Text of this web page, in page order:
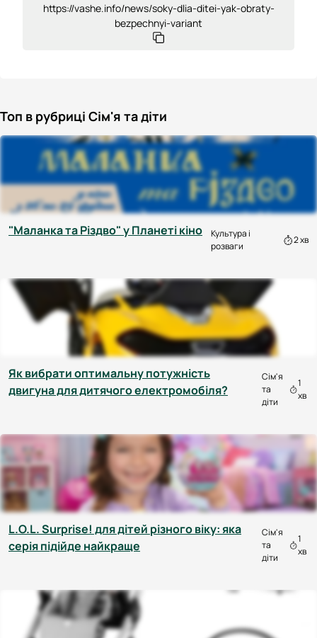
https://vashe.info/news/soky-dlia-ditei-yak-obraty-
bezpechnyi-variant
Топ в рубриці Сім'я та діти
"Маланка та Різдво" у Планеті кіно
Культура і
розваги
2 хв
Як вибрати оптимальну потужність
двигуна для дитячого електромобіля?
Сім'я
та
діти
1
хв
L.O.L. Surprise! для дітей різного віку: яка
серія підійде найкраще
Сім'я
та
діти
1
хв